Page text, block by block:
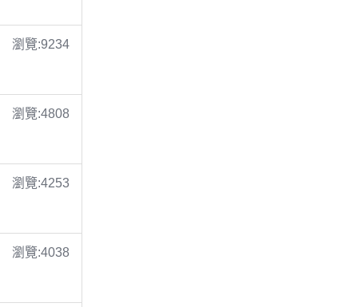
瀏覽:9234
瀏覽:4808
瀏覽:4253
瀏覽:4038